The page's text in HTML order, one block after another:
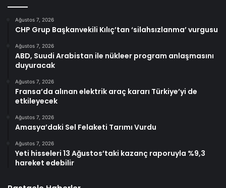
Ağustos 7, 2026
CHP Grup Başkanvekili Kılıç’tan ‘silahsızlanma’ vurgusu
Ağustos 7, 2026
ABD, Suudi Arabistan ile nükleer program anlaşmasını
duyuracak
Ağustos 7, 2026
Fransa’da alınan elektrik araç kararı Türkiye’yi de
etkileyecek
Ağustos 7, 2026
Amasya’daki Sel Felaketi Tarımı Vurdu
Ağustos 7, 2026
Yeti hisseleri 13 Ağustos’taki kazanç raporuyla %9,3
hareket edebilir